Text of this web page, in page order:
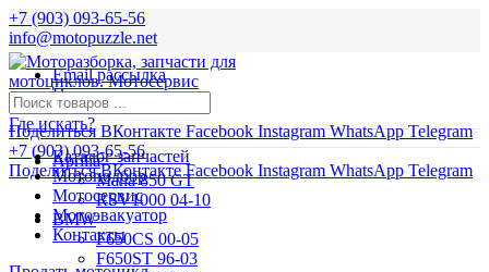
+7 (903) 093-65-56
info@motopuzzle.net
Email рассылка
Новости
Поделиться ВКонтакте Facebook Instagram WhatsApp Telegram
+7 (903) 093-65-56
Поделиться ВКонтакте Facebook Instagram WhatsApp Telegram
Где искать?
Aprilia
Mana 850 GT
RSV1000 04-10
BMW
F650CS 00-05
F650ST 96-03
Каталог запчастей
Мотоподбор
Мотосервис
Мотоэвакуатор
Контакты